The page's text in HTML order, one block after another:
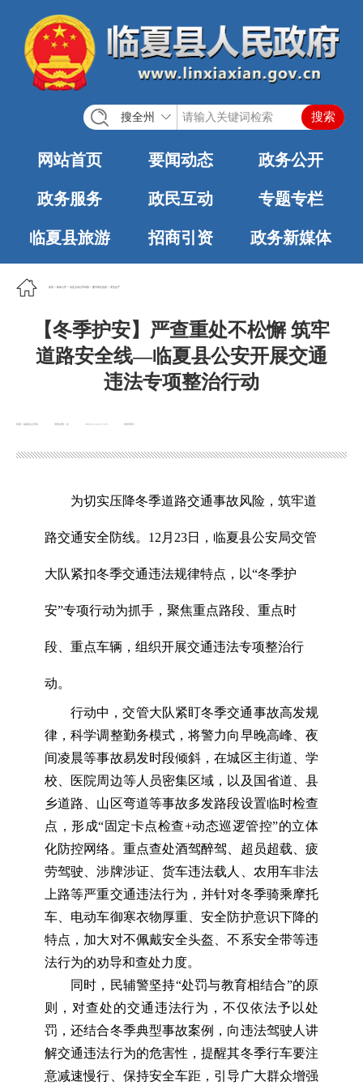
搜全州
网站首页 要闻动态 政务公开
政务服务 政民互动 专题专栏
临夏县旅游 招商引资 政务新媒体
首页 政务公开 法定主动公开内容 重大民生信息 安全生产
【冬季护安】严查重处不松懈 筑牢
道路安全线—临夏县公安开展交通
违法专项整治行动
来源：临夏县公安局 浏览次数： 发布时间：
2025-12-24 11:25
为切实压降冬季道路交通事故风险，筑牢道
路交通安全防线。12月23日，临夏县公安局交管
大队紧扣冬季交通违法规律特点，以“冬季护
安”专项行动为抓手，聚焦重点路段、重点时
段、重点车辆，组织开展交通违法专项整治行
动。
行动中，交管大队紧盯冬季交通事故高发规
律，科学调整勤务模式，将警力向早晚高峰、夜
间凌晨等事故易发时段倾斜，在城区主街道、学
校、医院周边等人员密集区域，以及国省道、县
乡道路、山区弯道等事故多发路段设置临时检查
点，形成“固定卡点检查+动态巡逻管控”的立体
化防控网络。重点查处酒驾醉驾、超员超载、疲
劳驾驶、涉牌涉证、货车违法载人、农用车非法
上路等严重交通违法行为，并针对冬季骑乘摩托
车、电动车御寒衣物厚重、安全防护意识下降的
特点，加大对不佩戴安全头盔、不系安全带等违
法行为的劝导和查处力度。
同时，民辅警坚持“处罚与教育相结合”的原
则，对查处的交通违法行为，不仅依法予以处
罚，还结合冬季典型事故案例，向违法驾驶人讲
解交通违法行为的危害性，提醒其冬季行车要注
意减速慢行、保持安全车距，引导广大群众增强